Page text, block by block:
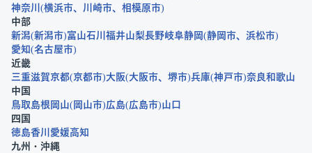
神奈川
横浜市 川崎市
相模原市
中部
新潟 新潟市 富山石川 福井山梨長野岐阜静岡 静岡市
浜松市
愛知 名古屋市
近畿
三重滋賀京都 京都市 大阪 大阪市 堺市 兵庫 神戸市 奈良和歌山
中国
鳥取 島根 岡山 岡山市 広島 広島市 山口
四国
徳島香川 愛媛高知
九州・沖縄